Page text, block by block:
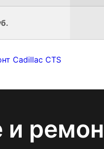
Cadillac CTS
и